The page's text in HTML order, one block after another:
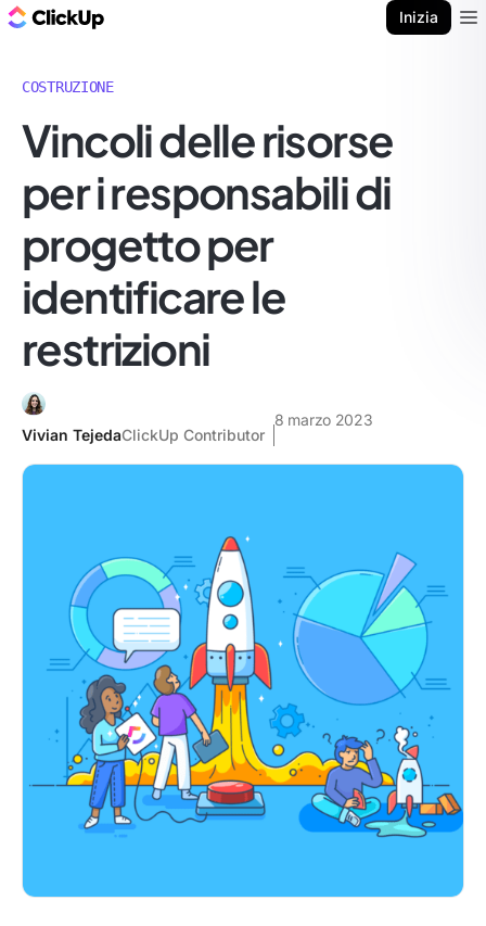
Inizia
COSTRUZIONE
Vincoli delle risorse
per i responsabili di
progetto per
identificare le
restrizioni
Vivian TejedaClickUp Contributor
8 marzo 2023